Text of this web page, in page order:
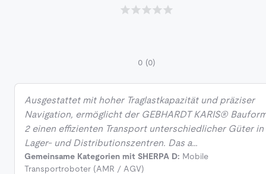
0 (0)
Ausgestattet mit hoher Traglastkapazität und präziser
Navigation, ermöglicht der GEBHARDT KARIS®
2 einen effizienten Transport unterschiedlicher Güter in
Lager- und Distributionszentren. Das a…
Gemeinsame Kategorien mit SHERPA D: Mobile
Transportroboter (AMR / AGV)